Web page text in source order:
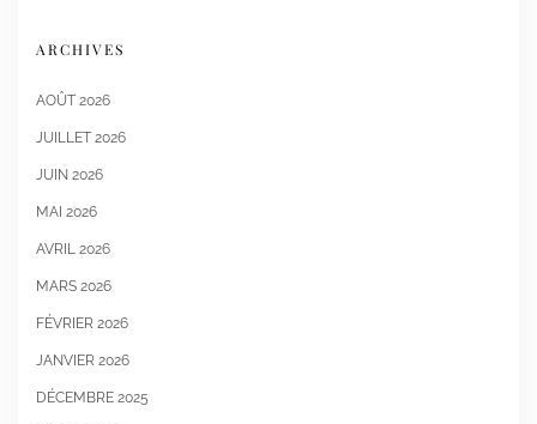
ARCHIVES
AOÛT 2026
JUILLET 2026
JUIN 2026
MAI 2026
AVRIL 2026
MARS 2026
FÉVRIER 2026
JANVIER 2026
DÉCEMBRE 2025